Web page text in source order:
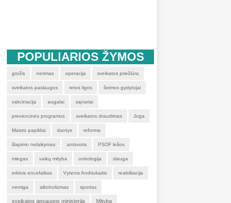
POPULIARIOS ŽYMOS
grožis nerimas operacija sveikatos priežiūra
sveikatos paslaugos retos ligos šeimos gydytojai
vakcinacija augalai sąnariai
prevencinės programos sveikatos draudimas Joga
Maisto papildai dantys reforma
šlapimo nelaikymas antsvoris PSDF lėšos
miegas vaikų mityba onkologija slauga
erkinis encefalitas Vytenis Andriukaitis reabilitacija
nemiga alkoholizmas sportas
sveikatos apsaugos ministerija Mityba